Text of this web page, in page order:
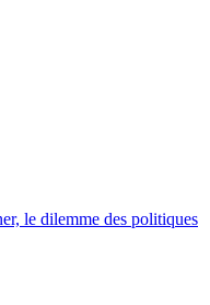
le dilemme des politiques